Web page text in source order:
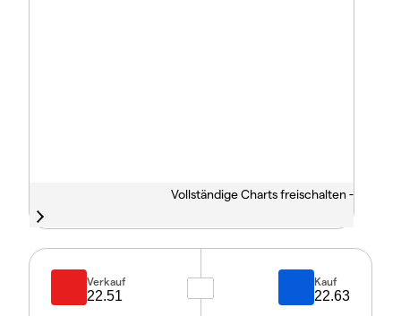
Vollständige Charts freischalten -
Verkauf
22.51
Kauf
22.63